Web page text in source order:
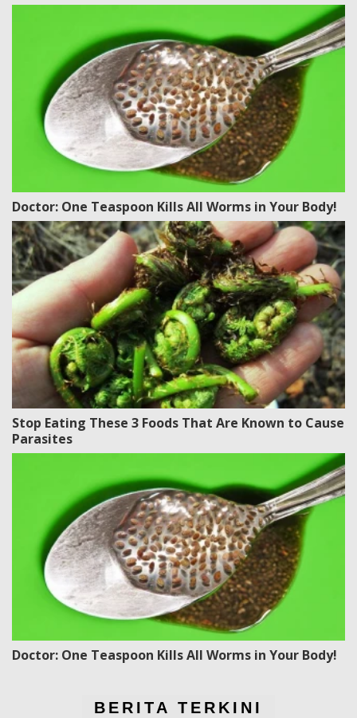
Doctor: One Teaspoon Kills All Worms in Your Body!
Stop Eating These 3 Foods That Are Known to Cause
Parasites
Doctor: One Teaspoon Kills All Worms in Your Body!
BERITA TERKINI